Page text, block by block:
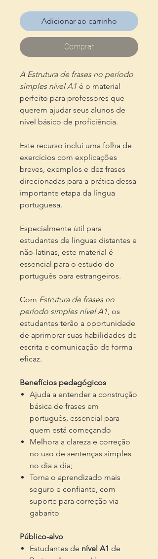
Adicionar ao carrinho
Comprar
A Estrutura de frases no período
simples nível A1 é o material
perfeito para professores que
querem ajudar seus alunos de
nível básico de proficiência.
Este recurso inclui uma folha de
exercícios com explicações
breves, exemplos e dez frases
direcionadas para a prática dessa
importante etapa da língua
portuguesa.
Especialmente útil para
estudantes de línguas distantes e
não-latinas, este material é
essencial para o estudo do
português para estrangeiros.
Com Estrutura de frases no
período simples nível A1, os
estudantes terão a oportunidade
de aprimorar suas habilidades de
escrita e comunicação de forma
eficaz.
Benefícios pedagógicos
Ajuda a entender a construção
básica de frases em
português, essencial para
quem está começando
Melhora a clareza e correção
no uso de sentenças simples
no dia a dia;
Torna o aprendizado mais
seguro e confiante, com
suporte para correção via
gabarito
Público-alvo
Estudantes de nível A1 de